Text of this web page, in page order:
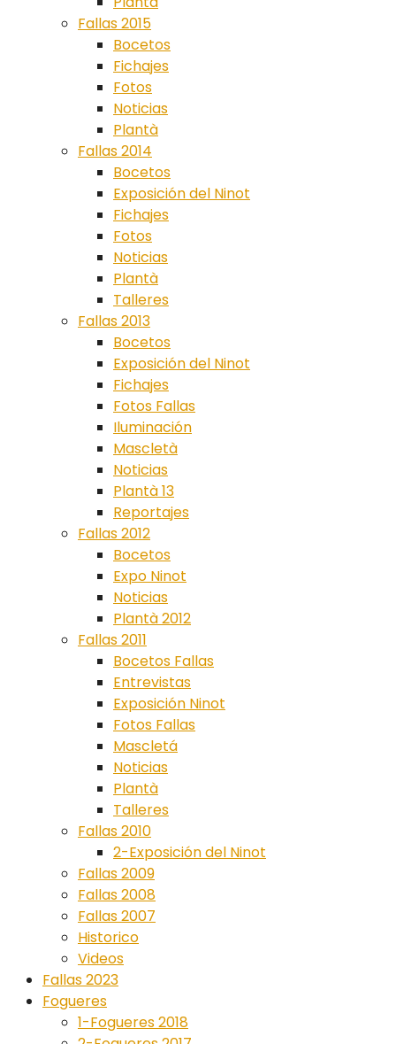
Fallas 2015
Bocetos
Fichajes
Fotos
Noticias
Plantà
Fallas 2014
Bocetos
Exposición del Ninot
Fichajes
Fotos
Noticias
Plantà
Talleres
Fallas 2013
Bocetos
Exposición del Ninot
Fichajes
Fotos Fallas
Iluminación
Mascletà
Noticias
Plantà 13
Reportajes
Fallas 2012
Bocetos
Expo Ninot
Noticias
Plantà 2012
Fallas 2011
Bocetos Fallas
Entrevistas
Exposición Ninot
Fotos Fallas
Mascletá
Noticias
Plantà
Talleres
Fallas 2010
2-Exposición del Ninot
Fallas 2009
Fallas 2008
Fallas 2007
Historico
Videos
Fallas 2023
Fogueres
1-Fogueres 2018